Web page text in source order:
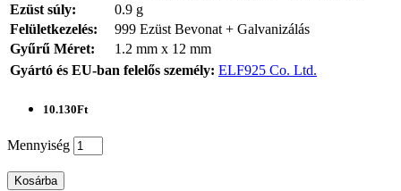
Ezüst súly:
0.9 g
Felületkezelés:
999 Ezüst Bevonat + Galvanizálás
Gyűrű Méret:
1.2 mm x 12 mm
Gyártó és EU-ban felelős személy: ELF925 Co. Ltd.
10.130Ft
Mennyiség
Kosárba